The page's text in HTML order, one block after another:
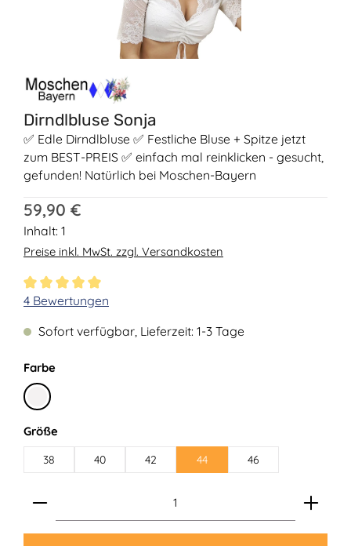
Dirndlbluse Sonja
✅ Edle Dirndlbluse ✅ Festliche Bluse + Spitze jetzt
zum BEST-PREIS ✅ einfach mal reinklicken - gesucht,
gefunden! Natürlich bei Moschen-Bayern
Regulärer Preis:
59,90 €
Inhalt: 1
Preise inkl. MwSt. zzgl. Versandkosten
Durchschnittliche Bewertung von 5 von 5 Sternen
4 Bewertungen
Sofort verfügbar, Lieferzeit: 1-3 Tage
Farbeauswählen
Weiß
Größeauswählen
38 40 42 44 46
Produkt Anzahl: Gib den gewünschten Wert ein